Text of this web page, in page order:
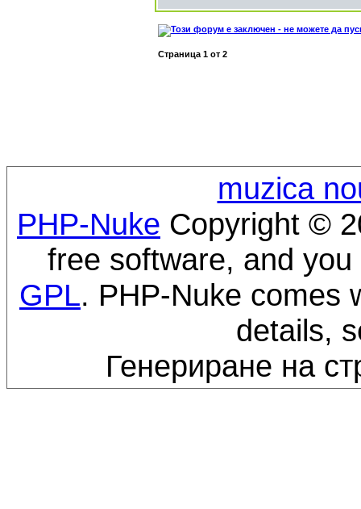
Страница 1 от 2
muzica
PHP-Nuke Copyright ©
free software, and
GPL. PHP-Nuke comes
details,
Генериране на